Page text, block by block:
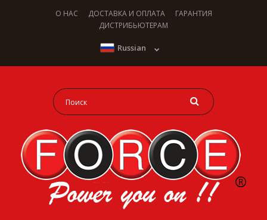
О НАС ДОСТАВКА И ОПЛАТА
ГАРАНТИЯ
ДИСТРИБЬЮТЕРАМ
Russian